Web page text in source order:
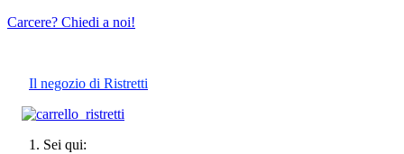
Carcere? Chiedi a noi!
Il negozio di Ristretti
Sei qui: